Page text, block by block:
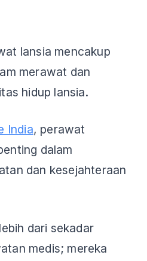
lansia mencakup
merawat dan
hidup lansia.
India, perawat
dalam
dan kesejahteraan
dari sekadar
medis; mereka